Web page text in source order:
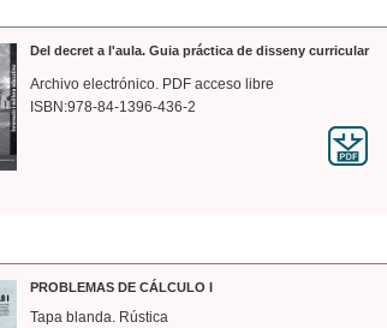
Del decret a l'aula. Guia práctica de disseny curricular
Archivo electrónico. PDF acceso libre
ISBN:978-84-1396-436-2
PROBLEMAS DE CÁLCULO I
Tapa blanda. Rústica